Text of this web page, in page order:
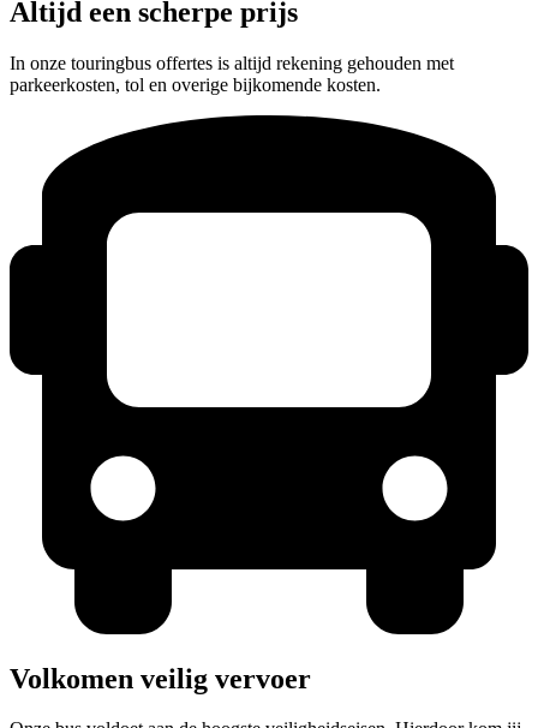
Altijd een scherpe prijs
In onze touringbus offertes is altijd rekening gehouden met
parkeerkosten, tol en overige bijkomende kosten.
Volkomen veilig vervoer